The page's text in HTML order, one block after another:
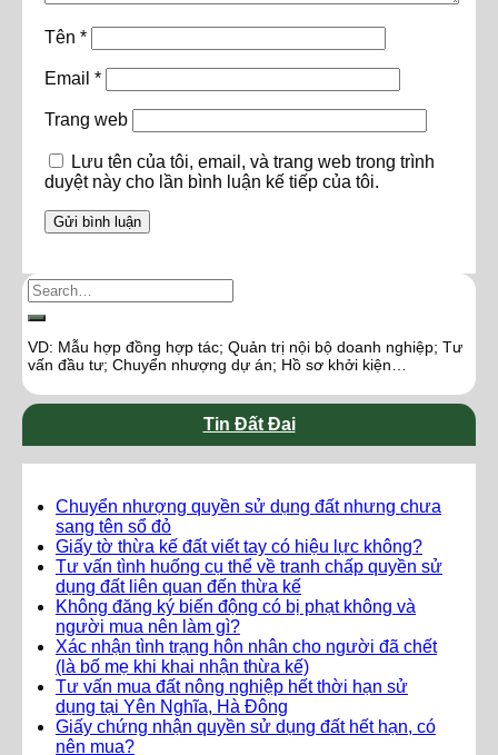
Tên *
Email *
Trang web
Lưu tên của tôi, email, và trang web trong trình
duyệt này cho lần bình luận kế tiếp của tôi.
VD: Mẫu hợp đồng hợp tác; Quản trị nội bộ doanh nghiệp; Tư
vấn đầu tư; Chuyển nhượng dự án; Hồ sơ khởi kiện…
Tin Đất Đai
Chuyển nhượng quyền sử dụng đất nhưng chưa
sang tên sổ đỏ
Giấy tờ thừa kế đất viết tay có hiệu lực không?
Tư vấn tình huống cụ thể về tranh chấp quyền sử
dụng đất liên quan đến thừa kế
Không đăng ký biến động có bị phạt không và
người mua nên làm gì?
Xác nhận tình trạng hôn nhân cho người đã chết
(là bố mẹ khi khai nhận thừa kế)
Tư vấn mua đất nông nghiệp hết thời hạn sử
dụng tại Yên Nghĩa, Hà Đông
Giấy chứng nhận quyền sử dụng đất hết hạn, có
nên mua?